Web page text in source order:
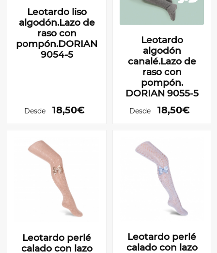
Leotardo liso
algodón.Lazo de
raso con
pompón.DORIAN
9054-5
Desde 18,50€
Leotardo
algodón
canalé.Lazo de
raso con
pompón.
DORIAN 9055-5
Desde 18,50€
Leotardo perlé
calado con lazo
Leotardo perlé
calado con lazo